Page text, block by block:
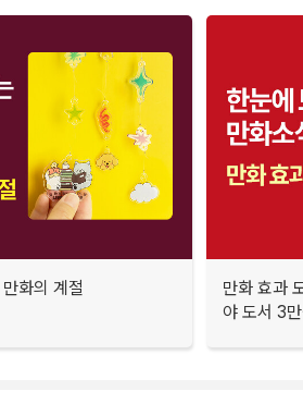
화의 계절
만화 효과
야 도서 3